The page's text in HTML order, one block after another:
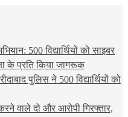
500 विद्यार्थियों को साइबर
के प्रति किया जागरूक
पुलिस ने 500 विद्यार्थियों को
वाले दो और आरोपी गिरफ्तार,